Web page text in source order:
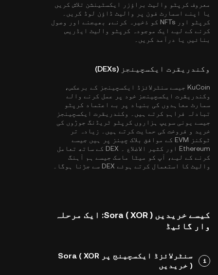
معروف کرپٹو والیٹ براؤزر ایکسٹینشن تلاش کریں
یا اپنے اسمارٹ فون پر والیٹ ڈاؤن لوڈ کریں۔
کرپٹو اور NFTs کو ذخیرہ کرنے، بھیجنے اور وصول
کرنے کے لیے ایک موجودہ کرپٹو والیٹ ایڈریس
بنائیں یا درآمد کریں۔
وکندریقرت ایکسچینجز (DEXs)
KuCoin جیسے سنٹرلائزڈ ایکسچینجز کے برعکس،
وکندریقرت ایکسچینجز خود پر عمل کرنے والے
سمارٹ معاہدوں کی بنیاد پر بے اعتماد کرپٹو
تبادلہ فراہم کرتے ہیں۔ وکندریقرت ایکسچینجز
جیسے یونی سویپ ہزاروں کرپٹو ٹریڈنگ جوڑوں کی
خرید و فروخت کی حمایت کرتے ہیں۔ زیادہ تر
ٹوکنز EVM کے موافق بلاک چینز پر ہیں جیسے
Ethereum اور کثیر الاضلاع
۔ DEX کے ساتھ تعامل
کرنے کے لیے، آپ کو میٹا ماسک جیسے ہم آہنگ
والیٹ کا استعمال کرتے ہوئے DEX سے جڑنا ہوگا۔
کیسے خریدیں Sora ( XOR ): ایک مرحلہ
وار گائیڈ
1
سنٹرلائزڈ ایکسچینج پر Sora ( XOR
) خریدیں